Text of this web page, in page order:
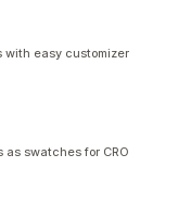
with easy customizer
swatches for CRO